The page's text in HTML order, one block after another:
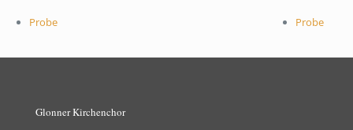
Probe Probe
Glonner Kirchenchor